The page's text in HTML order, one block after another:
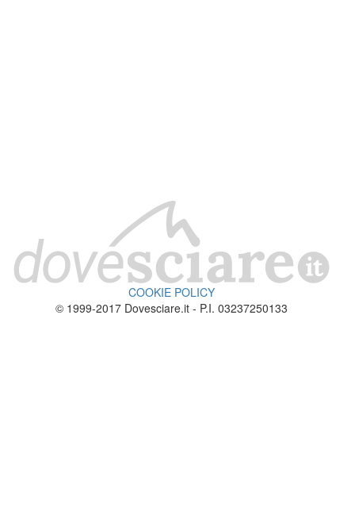
COOKIE POLICY
© 1999-2017 Dovesciare.it - P.I. 03237250133